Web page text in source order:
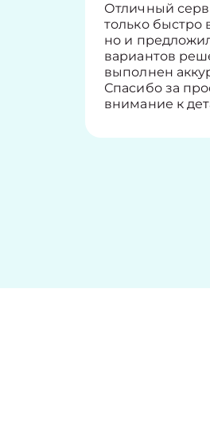
Отличный
только
но и
вариантов
выполнен
Спасибо за
внимание к